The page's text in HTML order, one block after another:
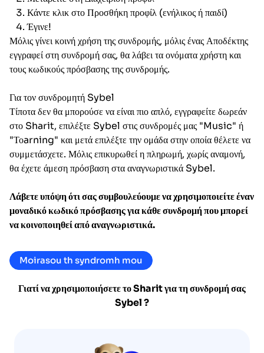
Κάντε κλικ στο Προσθήκη προφίλ (ενήλικος ή παιδί)
Έγινε!
Μόλις γίνει κοινή χρήση της συνδρομής, μόλις ένας Αποδέκτης
εγγραφεί στη συνδρομή σας, θα λάβει τα ονόματα χρήστη και
τους κωδικούς πρόσβασης της συνδρομής.
Για τον συνδρομητή Sybel
Τίποτα δεν θα μπορούσε να είναι πιο απλό, εγγραφείτε δωρεάν
στο Sharit, επιλέξτε Sybel στις συνδρομές μας "Music" ή
"Τοarning" και μετά επιλέξτε την ομάδα στην οποία θέλετε να
συμμετάσχετε. Μόλις επικυρωθεί η πληρωμή, χωρίς αναμονή,
θα έχετε άμεση πρόσβαση στα αναγνωριστικά Sybel.
Λάβετε υπόψη ότι σας συμβουλεύουμε να χρησιμοποιείτε έναν
μοναδικό κωδικό πρόσβασης για κάθε συνδρομή που μπορεί
να κοινοποιηθεί από αναγνωριστικά.
Moirasou th syndromh mou
Γιατί να χρησιμοποιήσετε το Sharit για τη συνδρομή σας
Sybel?